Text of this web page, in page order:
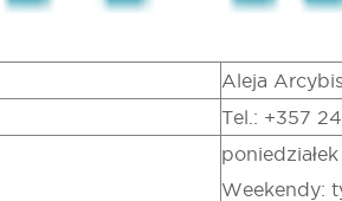
Aleja
Tel.: +357
Weekendy: